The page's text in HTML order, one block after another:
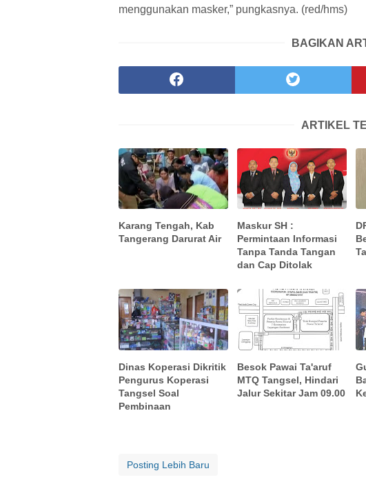
menggunakan masker,” pungkasnya. (red/hms)
BAGIKAN
ARTIKEL
Karang Tengah, Kab
Tangerang Darurat Air
Maskur SH :
Permintaan Informasi
Tanpa Tanda Tangan
dan Cap Ditolak
Dinas Koperasi Dikritik
Pengurus Koperasi
Tangsel Soal
Pembinaan
Besok Pawai Ta'aruf
MTQ Tangsel, Hindari
Jalur Sekitar Jam 09.00
Posting Lebih Baru